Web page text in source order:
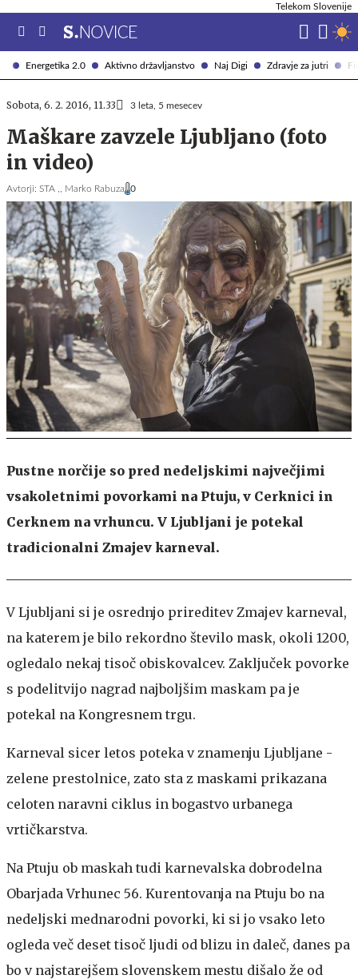
Energetika 2.0 Aktivno državljanstvo Naj Digi Zdravje za jutri
Telekom Slovenije
Sobota, 6. 2. 2016, 11.33 3 leta, 5 mesecev
Maškare zavzele Ljubljano (foto
in video)
Avtorji: STA ,, Marko Rabuza 0
Pustne norčije so pred nedeljskimi največjimi
vsakoletnimi povorkami na Ptuju, v Cerknici in
Cerknem na vrhuncu. V Ljubljani je potekal
tradicionalni Zmajev karneval.
V Ljubljani si je osrednjo prireditev Zmajev karneval,
na katerem je bilo rekordno število mask, okoli 1200,
ogledalo nekaj tisoč obiskovalcev. Zaključek povorke
s podelitvijo nagrad najboljšim maskam pa je
potekal na Kongresnem trgu.
Karneval sicer letos poteka v znamenju Ljubljane -
zelene prestolnice, zato sta z maskami prikazana
celoten naravni ciklus in bogastvo urbanega
vrtičkarstva.
Na Ptuju ob maskah tudi karnevalska dobrodelna
Obarjada Vrhunec 56. Kurentovanja na Ptuju bo na
nedeljski mednarodni povorki, ki si jo vsako leto
ogleda več deset tisoč ljudi od blizu in daleč, danes pa
bo v najstarejšem slovenskem mestu dišalo že od